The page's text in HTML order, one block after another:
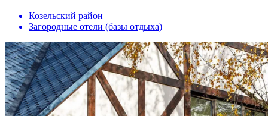
Козельский район
Загородные отели (базы отдыха)